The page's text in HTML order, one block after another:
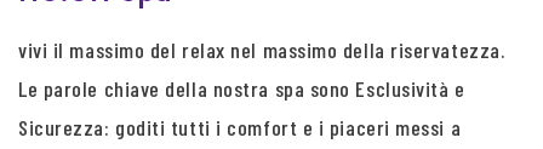
vivi il massimo del relax nel massimo della riservatezza.
Le parole chiave della nostra spa sono Esclusività e
Sicurezza: goditi tutti i comfort e i piaceri messi a